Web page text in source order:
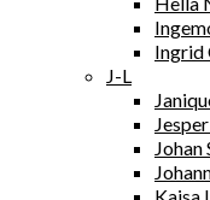
Ingrid
J-L
Johan